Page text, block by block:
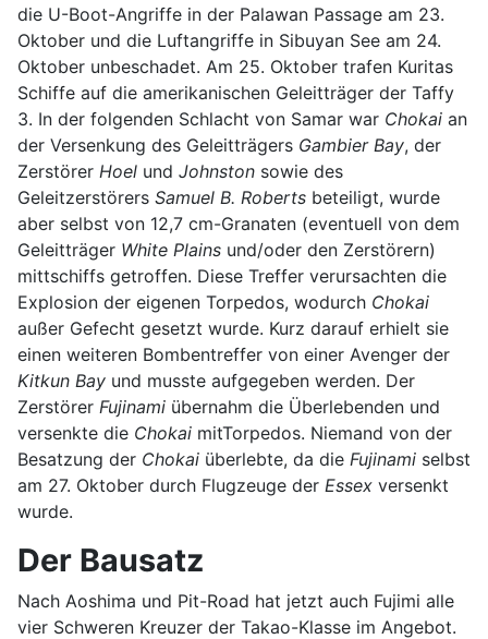
die U-Boot-Angriffe in der Palawan Passage am 23.
Oktober und die Luftangriffe in Sibuyan See am 24.
Oktober unbeschadet. Am 25. Oktober trafen Kuritas
Schiffe auf die amerikanischen Geleitträger der Taffy
3. In der folgenden Schlacht von Samar war Chokai an
der Versenkung des Geleitträgers Gambier Bay, der
Zerstörer Hoel und Johnston sowie des
Geleitzerstörers Samuel B. Roberts beteiligt, wurde
aber selbst von 12,7 cm-Granaten (eventuell von dem
Geleitträger White Plains und/oder den Zerstörern)
mittschiffs getroffen. Diese Treffer verursachten die
Explosion der eigenen Torpedos, wodurch Chokai
außer Gefecht gesetzt wurde. Kurz darauf erhielt sie
einen weiteren Bombentreffer von einer Avenger der
Kitkun Bay und musste aufgegeben werden. Der
Zerstörer Fujinami übernahm die Überlebenden und
versenkte die Chokai mitTorpedos. Niemand von der
Besatzung der Chokai überlebte, da die Fujinami selbst
am 27. Oktober durch Flugzeuge der Essex versenkt
wurde.
Der Bausatz
Nach Aoshima und Pit-Road hat jetzt auch Fujimi alle
vier Schweren Kreuzer der Takao-Klasse im Angebot.